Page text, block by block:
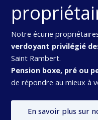
Notre écurie
verdoyant privilégié
Saint Rambert.
Pension boxe, pré ou
de répondre au mieux à
En savoir plus sur